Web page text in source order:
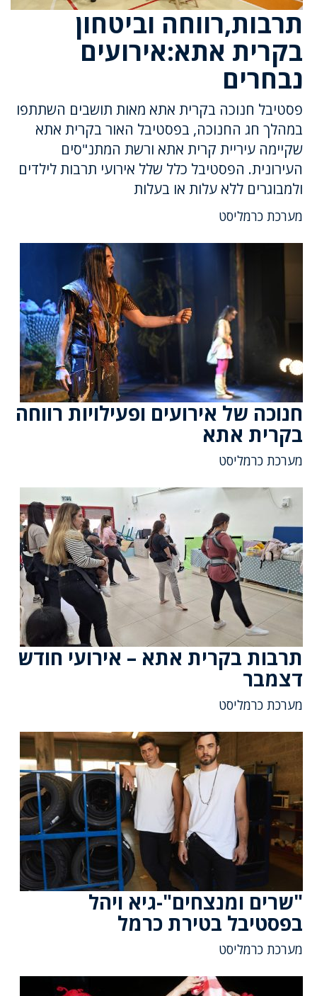
תרבות,רווחה וביטחון
בקרית אתא:אירועים
נבחרים
פסטיבל חנוכה בקרית אתא מאות תושבים השתתפו
במהלך חג החנוכה, בפסטיבל האור בקרית אתא
שקיימה עיריית קרית אתא ורשת המתנ"סים
העירונית. הפסטיבל כלל שלל אירועי תרבות לילדים
ולמבוגרים ללא עלות או בעלות
מערכת כרמליסט
חנוכה של אירועים ופעילויות רווחה
בקרית אתא
מערכת כרמליסט
תרבות בקרית אתא – אירועי חודש
דצמבר
מערכת כרמליסט
"שרים ומנצחים"-גיא ויהל
בפסטיבל בטירת כרמל
מערכת כרמליסט